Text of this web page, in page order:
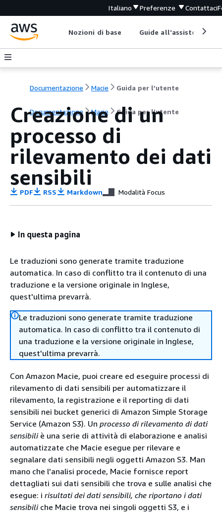
Italiano Preferenze Contattaci
Nozioni di base Guide all'assistenza
Documentazione Macie Guida per l’utente
Documentazione Macie Guida per l’utente
Creazione di un
processo di
rilevamento dei dati
sensibili
PDF RSS Markdown Modalità Focus
In questa pagina
Le traduzioni sono generate tramite traduzione
automatica. In caso di conflitto tra il contenuto di una
traduzione e la versione originale in Inglese,
quest'ultima prevarrà.
Le traduzioni sono generate tramite traduzione
automatica. In caso di conflitto tra il contenuto di
una traduzione e la versione originale in Inglese,
quest'ultima prevarrà.
Con Amazon Macie, puoi creare ed eseguire processi di
rilevamento di dati sensibili per automatizzare il
rilevamento, la registrazione e il reporting di dati
sensibili nei bucket generici di Amazon Simple Storage
Service (Amazon S3). Un processo di rilevamento di dati
sensibiliè una serie di attività di elaborazione e analisi
automatizzate che Macie esegue per rilevare e
segnalare dati sensibili negli oggetti Amazon S3. Man
mano che l'analisi procede, Macie fornisce report
dettagliati sui dati sensibili che trova e sulle analisi che
esegue: i risultati dei dati sensibili, che riportano i dati
sensibiliche Macie trova nei singoli oggetti S3, e i